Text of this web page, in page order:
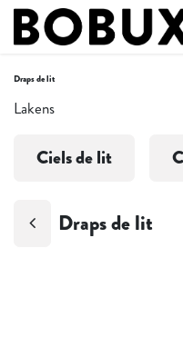
Se rendre au contenu
Draps de lit
Lakens
Ciels de lit
Draps de lit